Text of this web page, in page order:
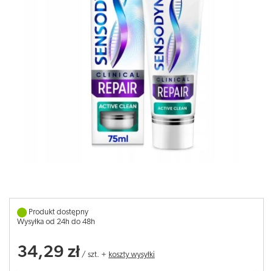
Produkt dostępny
Wysyłka od 24h do 48h
34,29 zł / szt. + koszty wysyłki